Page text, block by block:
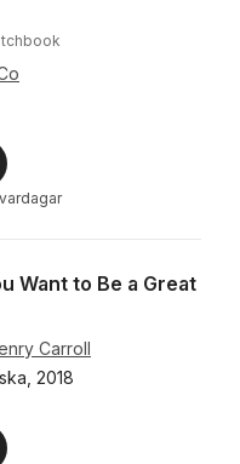
Want to Be a Great
Carroll
2018